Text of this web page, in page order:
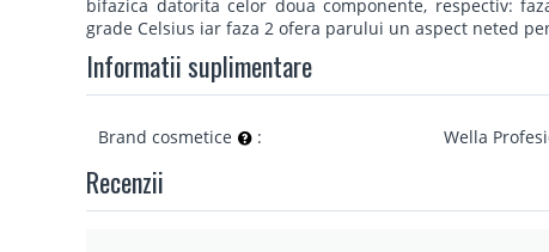
bifazica datorita celor doua componente, respectiv:
grade Celsius iar faza 2 ofera parului un aspect neted
Informatii suplimentare
Brand cosmetice : Wella
Recenzii